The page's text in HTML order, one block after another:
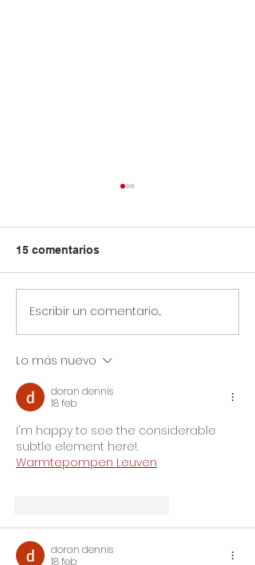
Circular Rectoral #31:
Académico
15 comentarios
Escribir un comentario...
Lo más nuevo
doran dennis
18 feb
I'm happy to see the considerable
subtle element here!.
Warmtepompen Leuven
doran dennis
18 feb